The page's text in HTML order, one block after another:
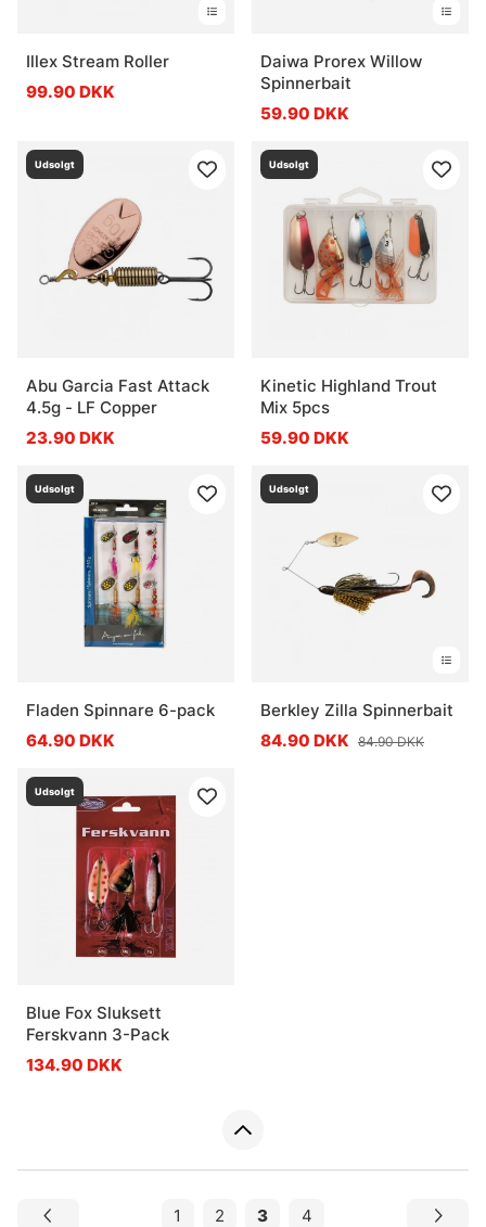
Illex Stream Roller
99.90 DKK
Daiwa Prorex Willow
Spinnerbait
59.90 DKK
Udsolgt
Abu Garcia Fast Attack
4.5g - LF Copper
23.90 DKK
Udsolgt
Kinetic Highland Trout
Mix 5pcs
59.90 DKK
Udsolgt
Fladen Spinnare 6-pack
64.90 DKK
Udsolgt
Berkley Zilla Spinnerbait
84.90 DKK 84.90 DKK
Udsolgt
Blue Fox Sluksett
Ferskvann 3-Pack
134.90 DKK
1 2 3 4